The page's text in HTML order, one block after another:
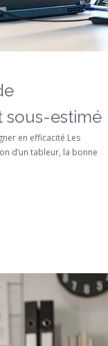
sous-estimé
en efficacité Les
d’un tableur, la bonne